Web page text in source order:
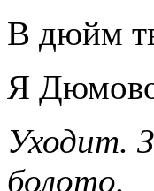
В дюйм
Я
Уходит.
болото.